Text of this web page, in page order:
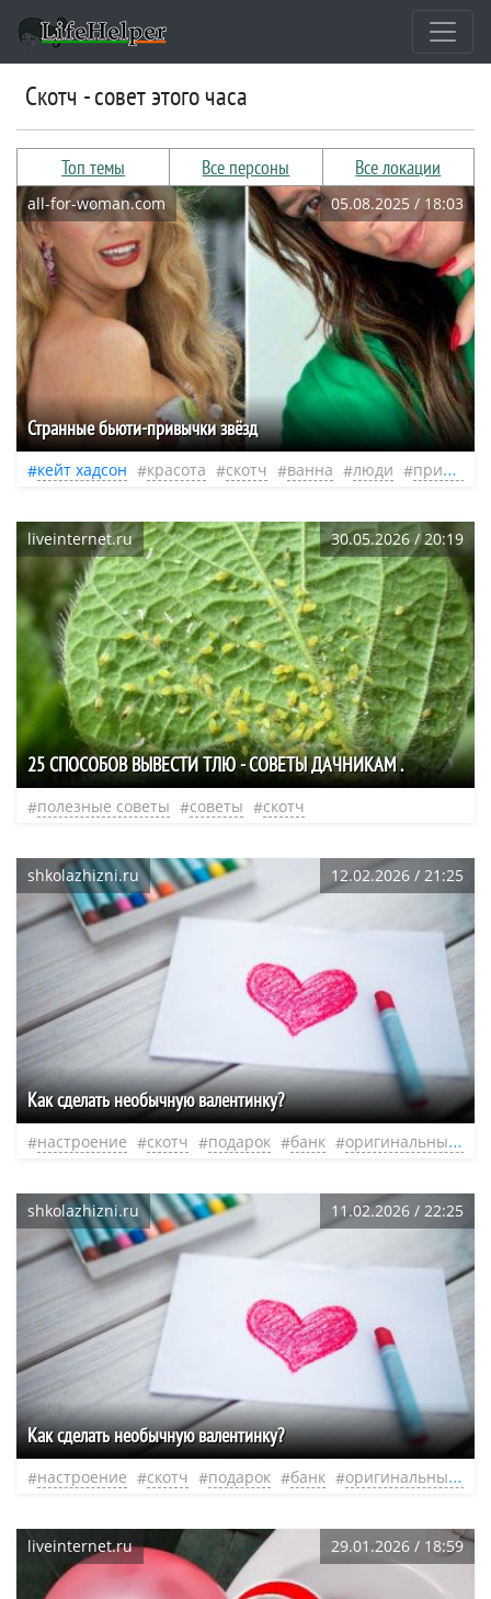
Скотч - совет этого часа
Топ темы Все персоны Все локации
all-for-woman.com 05.08.2025 / 18:03
Странные бьюти-привычки звёзд
кейт хадсон красота скотч ванна люди привычки
liveinternet.ru 30.05.2026 / 20:19
25 СПОСОБОВ ВЫВЕСТИ ТЛЮ - СОВЕТЫ ДАЧНИКАМ .
полезные советы советы скотч
shkolazhizni.ru 12.02.2026 / 21:25
Как сделать необычную валентинку?
настроение скотч подарок банк оригинальный подарок
shkolazhizni.ru 11.02.2026 / 22:25
Как сделать необычную валентинку?
настроение скотч подарок банк оригинальный подарок
liveinternet.ru 29.01.2026 / 18:59